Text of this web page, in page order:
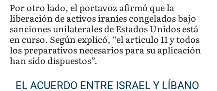
Por otro lado, el portavoz afirmó que la
liberación de activos iraníes congelados bajo
sanciones unilaterales de Estados Unidos está
en curso. Según explicó, “el artículo 11 y todos
los preparativos necesarios para su aplicación
han sido dispuestos”.
EL ACUERDO ENTRE ISRAEL Y LÍBANO